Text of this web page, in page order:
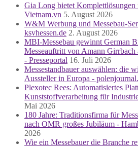
Gia Long bietet Komplettlösungen
Vietnam.vn 5. August 2026
W&M Werbung und Messebau-
ksvhessen.de 2. August 2026
MBI-Messebau gewinnt German
Messeauftritt von Amann
- Presseportal 16. Juli 2026
Messestandbauer auswählen: die
Aussteller in Europa -
Plexotec Rees: Automatisiertes
Kunststoffverarbeitung für
Mai 2026
180 Jahre: Traditionsfirma für
nach OMR großes Jubiläum -
2026
Wie ein Messebauer die Branche